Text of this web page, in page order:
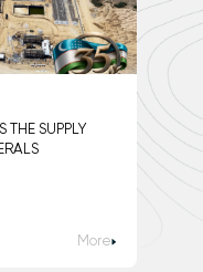
THE SUPPLY
More